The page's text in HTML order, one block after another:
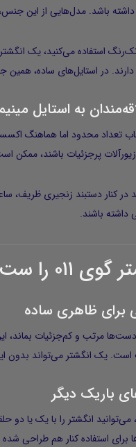
باشد. مدل‌هایی از این جنس،
استفاده می‌کنید، یک
در استایل‌های ساده، همین
به استایل
تعداد محدود اما هماهنگ
پرجزئیات باشند،
۰۱۱ می‌تواند در کنار دستبند
داشته باشند.
را ست کنیم؟
برای ظاهری ساده
مرتب و کم‌جزئیات بماند، این
است. یک انگشتر می‌تواند
باریک دیگر
می‌توانید انگشتر را با یک یا
برای استفاده کنار هم